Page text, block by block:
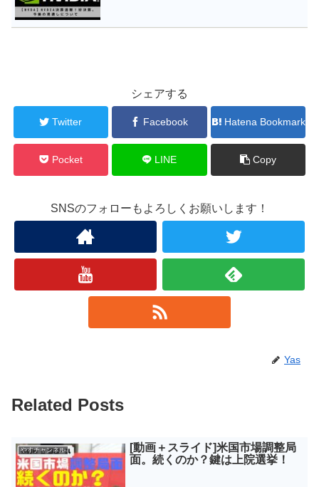
シェアする
Twitter Facebook Hatena Bookmark
Pocket LINE Copy
SNSのフォローもよろしくお願いします！
Yas
Related Posts
やすチャンネル
[動画＋スライド]米国市場調整局
面。続くのか？鍵は上院選挙！